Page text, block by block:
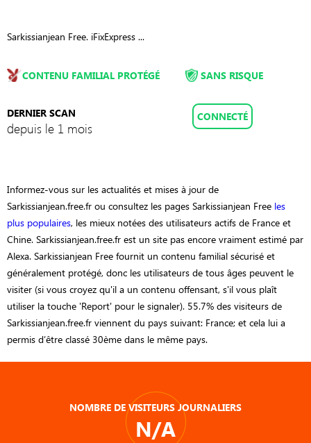
Sarkissianjean Free. iFixExpress ...
CONTENU FAMILIAL PROTÉGÉ
DERNIER SCAN
depuis le 1 mois
SANS RISQUE
CONNECTÉ
Informez-vous sur les actualités et mises à jour de
Sarkissianjean.free.fr ou consultez les pages Sarkissianjean Free les
plus populaires, les mieux notées des utilisateurs actifs de France et
Chine. Sarkissianjean.free.fr est un site pas encore vraiment estimé par
Alexa. Sarkissianjean Free fournit un contenu familial sécurisé et
généralement protégé, donc les utilisateurs de tous âges peuvent le
visiter (si vous croyez qu'il a un contenu offensant, s'il vous plaît
utiliser la touche 'Report' pour le signaler). 55.7% des visiteurs de
Sarkissianjean.free.fr viennent du pays suivant: France; et cela lui a
permis d’être classé 30ème dans le même pays.
NOMBRE DE VISITEURS JOURNALIERS
N/A